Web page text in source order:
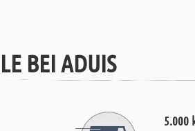
BEI ADUIS
5.000